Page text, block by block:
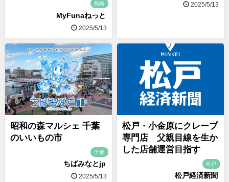
船橋
MyFunaねっと
2025/5/13
2025/5/13
昭和の森マルシェ 千葉
のいいもの市
千葉
ちばみなとjp
2025/5/13
松戸・小金原にクレープ
専門店 父親目線を生か
した店舗運営目指す
松戸
松戸経済新聞